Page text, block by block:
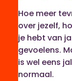
Hoe meer
over jezelf,
je hebt van
gevoelens.
is wel eens
normaal.